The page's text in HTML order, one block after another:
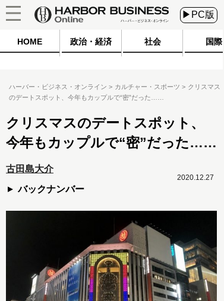
▶PC版
HOME 政治・経済 社会 国際
ハーバー・ビジネス・オンライン カルチャー・スポーツ
クリスマス
のデートスポット、今年もカップルで“密”だった……
クリスマスのデートスポット、
今年もカップルで“密”だった……
古田島大介
バックナンバー
2020.12.27